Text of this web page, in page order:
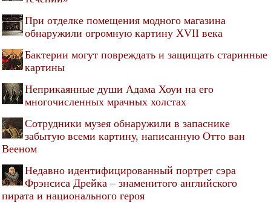
При отделке помещения модного магазина
обнаружили огромную картину XVII века
Бактерии могут повреждать и защищать старинные
картины
Неприкаянные души Адама Хоуи на его
многочисленных мрачных холстах
Cотрудники музея обнаружили в запаснике
забытую всеми картину, написанную Отто ван
Вееном
Недавно идентифицированный портрет сэра
Фрэнсиса Дрейка – знаменитого английского
пирата и национального героя